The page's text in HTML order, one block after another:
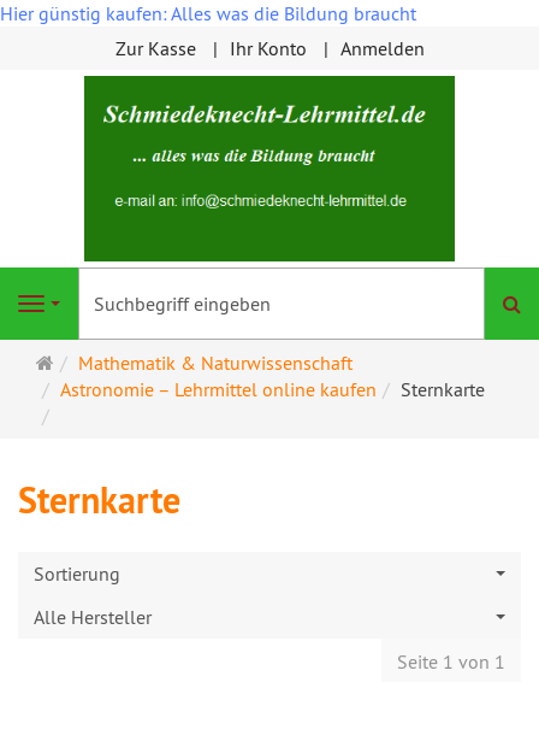
Hier günstig kaufen: Alles was die Bildung braucht
Zur Kasse
Ihr Konto Anmelden
Navigation
Startseite
Mathematik & Naturwissenschaft
Astronomie – Lehrmittel online kaufen
Sternkarte
Sternkarte
Sortierung
Alle Hersteller
Seite 1 von 1